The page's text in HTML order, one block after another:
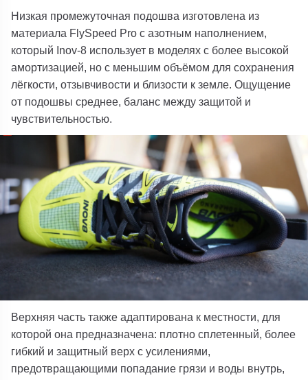
Низкая промежуточная подошва изготовлена ​​из
материала FlySpeed ​​Pro с азотным наполнением,
который Inov-8 использует в моделях с более высокой
амортизацией, но с меньшим объёмом для сохранения
лёгкости, отзывчивости и близости к земле. Ощущение
от подошвы среднее, баланс между защитой и
чувствительностью.
Верхняя часть также адаптирована к местности, для
которой она предназначена: плотно сплетенный, более
гибкий и защитный верх с усилениями,
предотвращающими попадание грязи и воды внутрь,